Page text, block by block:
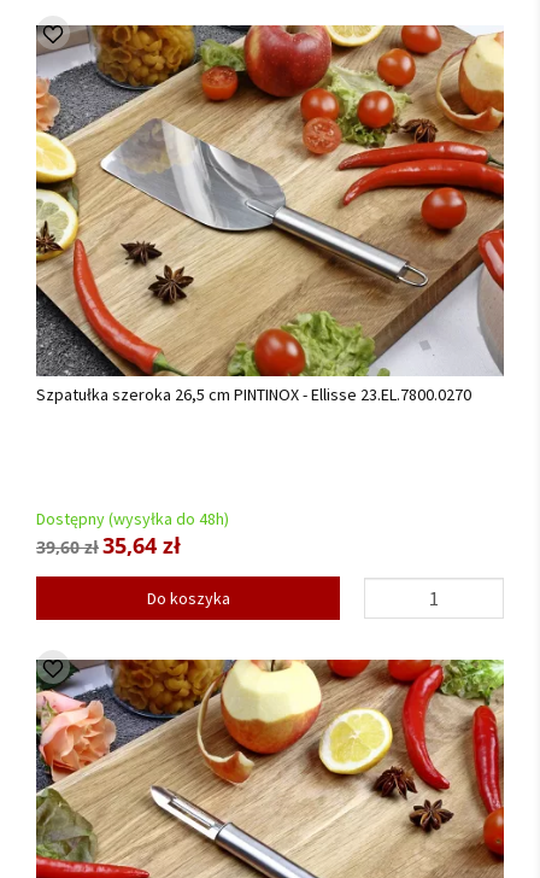
Szpatułka szeroka 26,5 cm PINTINOX - Ellisse 23.EL.7800.0270
Dostępny (wysyłka do 48h)
39,60 zł35,64 zł
Do koszyka